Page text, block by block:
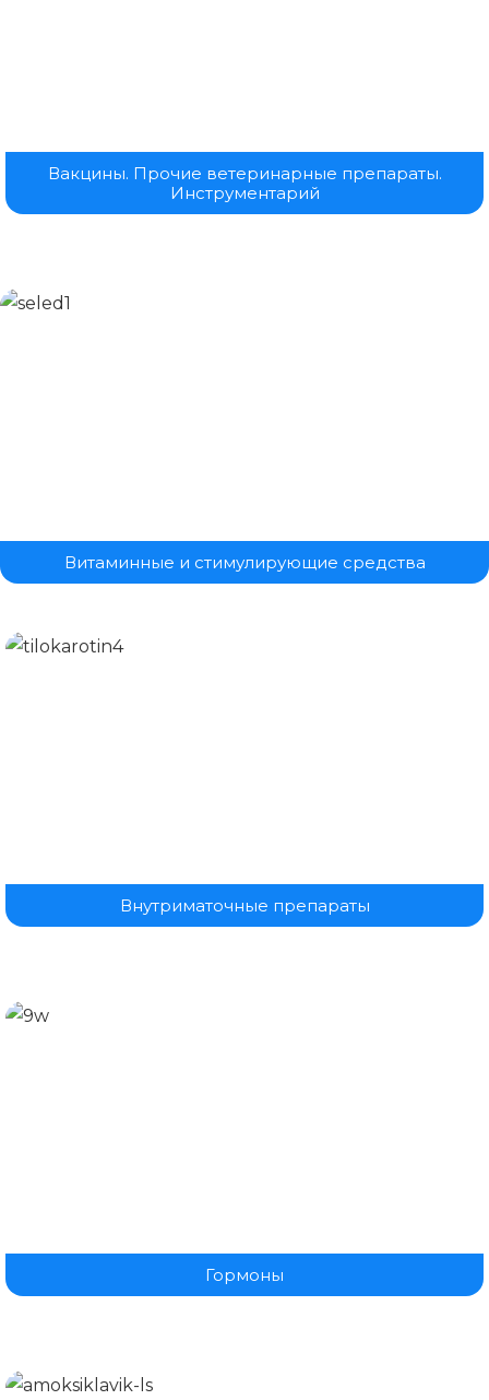
Вакцины. Прочие ветеринарные препараты.
Инструментарий
Витаминные и стимулирующие средства
Внутриматочные препараты
Гормоны